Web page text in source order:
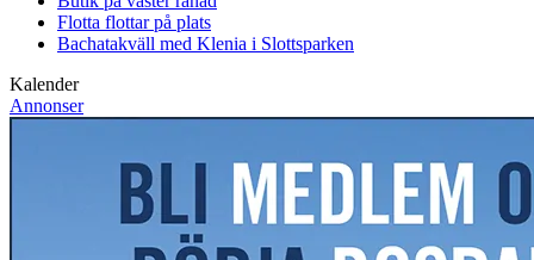
Flotta flottar på plats
Bachatakväll med Klenia i Slottsparken
Kalender
Annonser